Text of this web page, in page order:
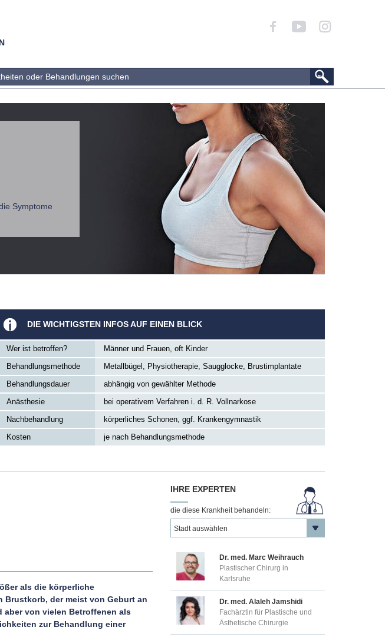
Symptome
DIE WICHTIGSTEN INFOS AUF EINEN BLICK
Wer ist betroffen?
Männer und Frauen, oft Kinder
Behandlungsmethode
Metallbügel, Physiotherapie, Saugglocke, Brustimplantate
Behandlungsdauer
abhängig von gewählter Methode
Anästhesie
bei operativem Verfahren i. d. R. Vollnarkose
Nachbehandlung
körperliches Schonen, ggf. Krankengymnastik
Kosten
je nach Behandlungsmethode
als die körperliche
Brustkorb, der meist von Geburt an
aber von vielen Betroffenen als
zur Behandlung einer
IHRE EXPERTEN
die diese Krankheit behandeln:
Dr. med. Marc Weihrauch
Plastischer Chirurg in
Karlsruhe
Dr. med. Alaleh Jamshidi
Fachärztin für Plastische und
Ästhetische Chirurgie